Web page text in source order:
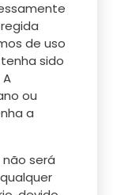
de uso
sido
ou
a
não será